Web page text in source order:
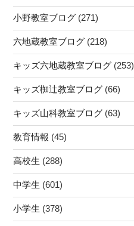
小野教室ブログ (271)
六地蔵教室ブログ (218)
キッズ六地蔵教室ブログ (253)
キッズ椥辻教室ブログ (66)
キッズ山科教室ブログ (63)
教育情報 (45)
高校生 (288)
中学生 (601)
小学生 (378)